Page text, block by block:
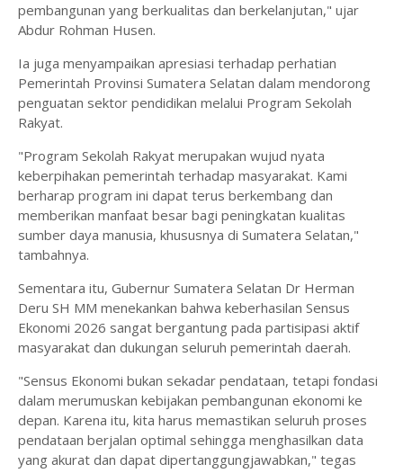
pembangunan yang berkualitas dan berkelanjutan," ujar
Abdur Rohman Husen.
Ia juga menyampaikan apresiasi terhadap perhatian
Pemerintah Provinsi Sumatera Selatan dalam mendorong
penguatan sektor pendidikan melalui Program Sekolah
Rakyat.
"Program Sekolah Rakyat merupakan wujud nyata
keberpihakan pemerintah terhadap masyarakat. Kami
berharap program ini dapat terus berkembang dan
memberikan manfaat besar bagi peningkatan kualitas
sumber daya manusia, khususnya di Sumatera Selatan,"
tambahnya.
Sementara itu, Gubernur Sumatera Selatan Dr Herman
Deru SH MM menekankan bahwa keberhasilan Sensus
Ekonomi 2026 sangat bergantung pada partisipasi aktif
masyarakat dan dukungan seluruh pemerintah daerah.
"Sensus Ekonomi bukan sekadar pendataan, tetapi fondasi
dalam merumuskan kebijakan pembangunan ekonomi ke
depan. Karena itu, kita harus memastikan seluruh proses
pendataan berjalan optimal sehingga menghasilkan data
yang akurat dan dapat dipertanggungjawabkan," tegas